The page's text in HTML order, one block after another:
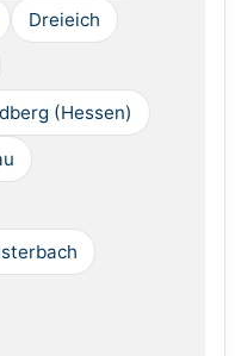
Dreieich
(Hessen)